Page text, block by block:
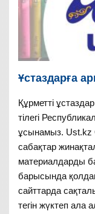
Ұстаздарға
Құрметті
тілегі
ұсынамыз. Ust.kz
сабақтар
материалдарды
барысында
сайттарда
тегін жүктеп ала